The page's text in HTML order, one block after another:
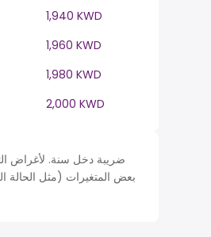
1,940 KWD
1,960 KWD
1,980 KWD
2,000 KWD
بعض المتغيرات (مثل الحالة